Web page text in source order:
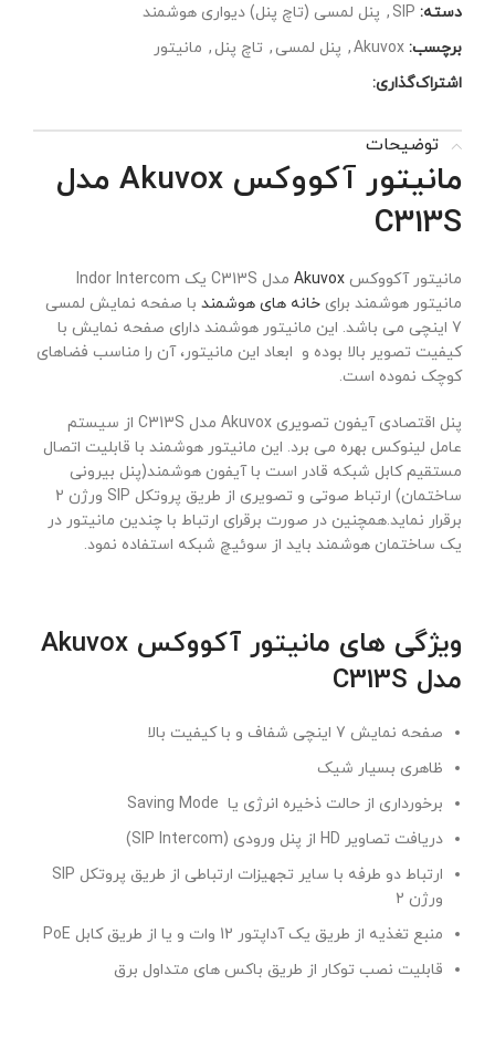
دسته: SIP
, پنل لمسی (تاچ پنل) دیواری هوشمند
برچسب: Akuvox
, پنل لمسی , تاچ پنل , مانیتور
اشتراک‌گذاری:
توضیحات
مانیتور آکووکس Akuvox مدل
C313S
مانیتور آکووکس Akuvox
مدل C313S یک Indor Intercom
مانیتور هوشمند برای خانه های هوشمند با صفحه نمایش لمسی
7 اینچی می باشد. این مانیتور هوشمند دارای صفحه نمایش با
کیفیت تصویر بالا بوده و ابعاد این مانیتور، آن را مناسب فضاهای
کوچک نموده است.
پنل اقتصادی آیفون تصویری Akuvox مدل C313S از سیستم
عامل لینوکس بهره می برد. این مانیتور هوشمند با قابلیت اتصال
مستقیم کابل شبکه قادر است با آیفون هوشمند(پنل بیرونی
ساختمان) ارتباط صوتی و تصویری از طریق پروتکل SIP ورژن 2
برقرار نماید.همچنین در صورت برقرای ارتباط با چندین مانیتور در
یک ساختمان هوشمند باید از سوئیچ شبکه استفاده نمود.
ویژگی های مانیتور آکووکس Akuvox
مدل C313S
صفحه نمایش 7 اینچی شفاف و با کیفیت بالا
ظاهری بسیار شیک
برخورداری از حالت ذخیره انرژی یا Saving Mode
دریافت تصاویر HD از پنل ورودی (SIP Intercom)
ارتباط دو طرفه با سایر تجهیزات ارتباطی از طریق پروتکل SIP
ورژن 2
منبع تغذیه از طریق یک آداپتور 12 وات و یا از طریق کابل PoE
قابلیت نصب توکار از طریق باکس های متداول برق